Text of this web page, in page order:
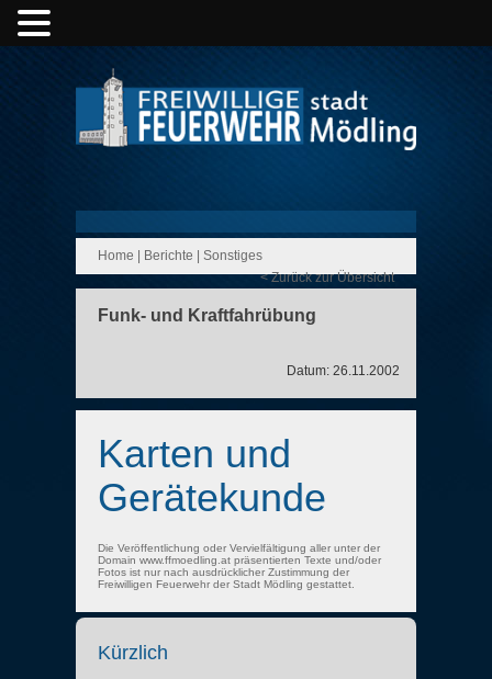
Home Berichte
Sonstiges
< Zurück zur Übersicht
Funk- und Kraftfahrübung
Datum: 26.11.2002
Karten und
Gerätekunde
Die Veröffentlichung oder Vervielfältigung aller unter der
Domain www.ffmoedling.at präsentierten Texte und/oder
Fotos ist nur nach ausdrücklicher Zustimmung der
Freiwilligen Feuerwehr der Stadt Mödling gestattet.
Kürzlich